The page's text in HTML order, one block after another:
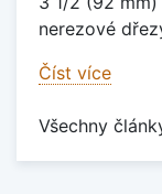
nerezové
Číst více
Všechny